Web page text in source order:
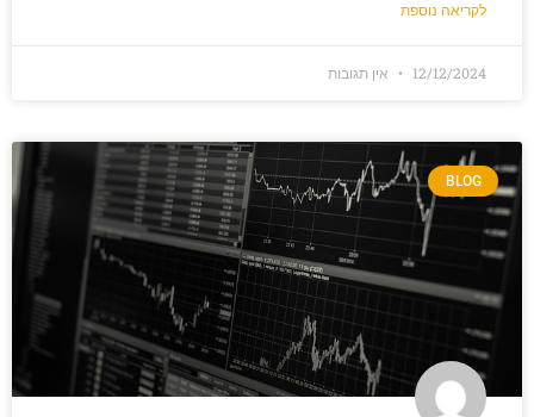
לקריאה נוספת
12/12/2024 אין תגובות
BLOG